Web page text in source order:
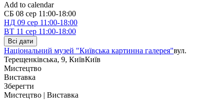
Add to calendar
СБ 08 сер 11:00-18:00
НД 09 сер 11:00-18:00
ВТ 11 сер 11:00-18:00
Всі дати
Національний музей "Київська картинна галерея"вул.
Терещенківська, 9, КиївКиїв
Мистецтво
Виставка
Зберегти
Мистецтво | Виставка